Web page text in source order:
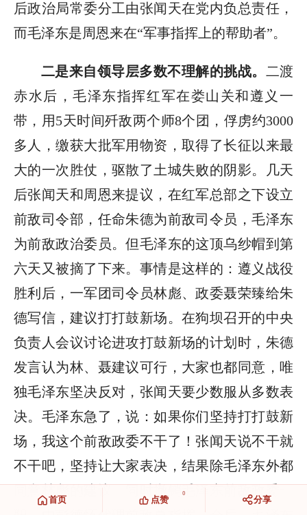
后政治局常委分工由张闻天在党内负总责任，
而毛泽东是周恩来在“军事指挥上的帮助者”。
二是来自领导层多数不理解的挑战。 二渡
赤水后，毛泽东指挥红军在娄山关和遵义一
带，用5天时间歼敌两个师8个团，俘虏约3000
多人，缴获大批军用物资，取得了长征以来最
大的一次胜仗，驱散了土城失败的阴影。几天
后张闻天和周恩来提议，在红军总部之下设立
前敌司令部，任命朱德为前敌司令员，毛泽东
为前敌政治委员。但毛泽东的这顶乌纱帽到第
六天又被摘了下来。事情是这样的：遵义战役
胜利后，一军团司令员林彪、政委聂荣臻给朱
德写信，建议打打鼓新场。在狗坝召开的中央
负责人会议讨论进攻打鼓新场的计划时，朱德
发言认为林、聂建议可行，大家也都同意，唯
独毛泽东坚决反对，张闻天要少数服从多数表
决。毛泽东急了，说：如果你们坚持打打鼓新
场，我这个前敌政委不干了！张闻天说不干就
不干吧，坚持让大家表决，结果除毛泽东外都
同意林彪的建议，同时撤销毛泽东前敌政委一
首页
0
点赞 分享